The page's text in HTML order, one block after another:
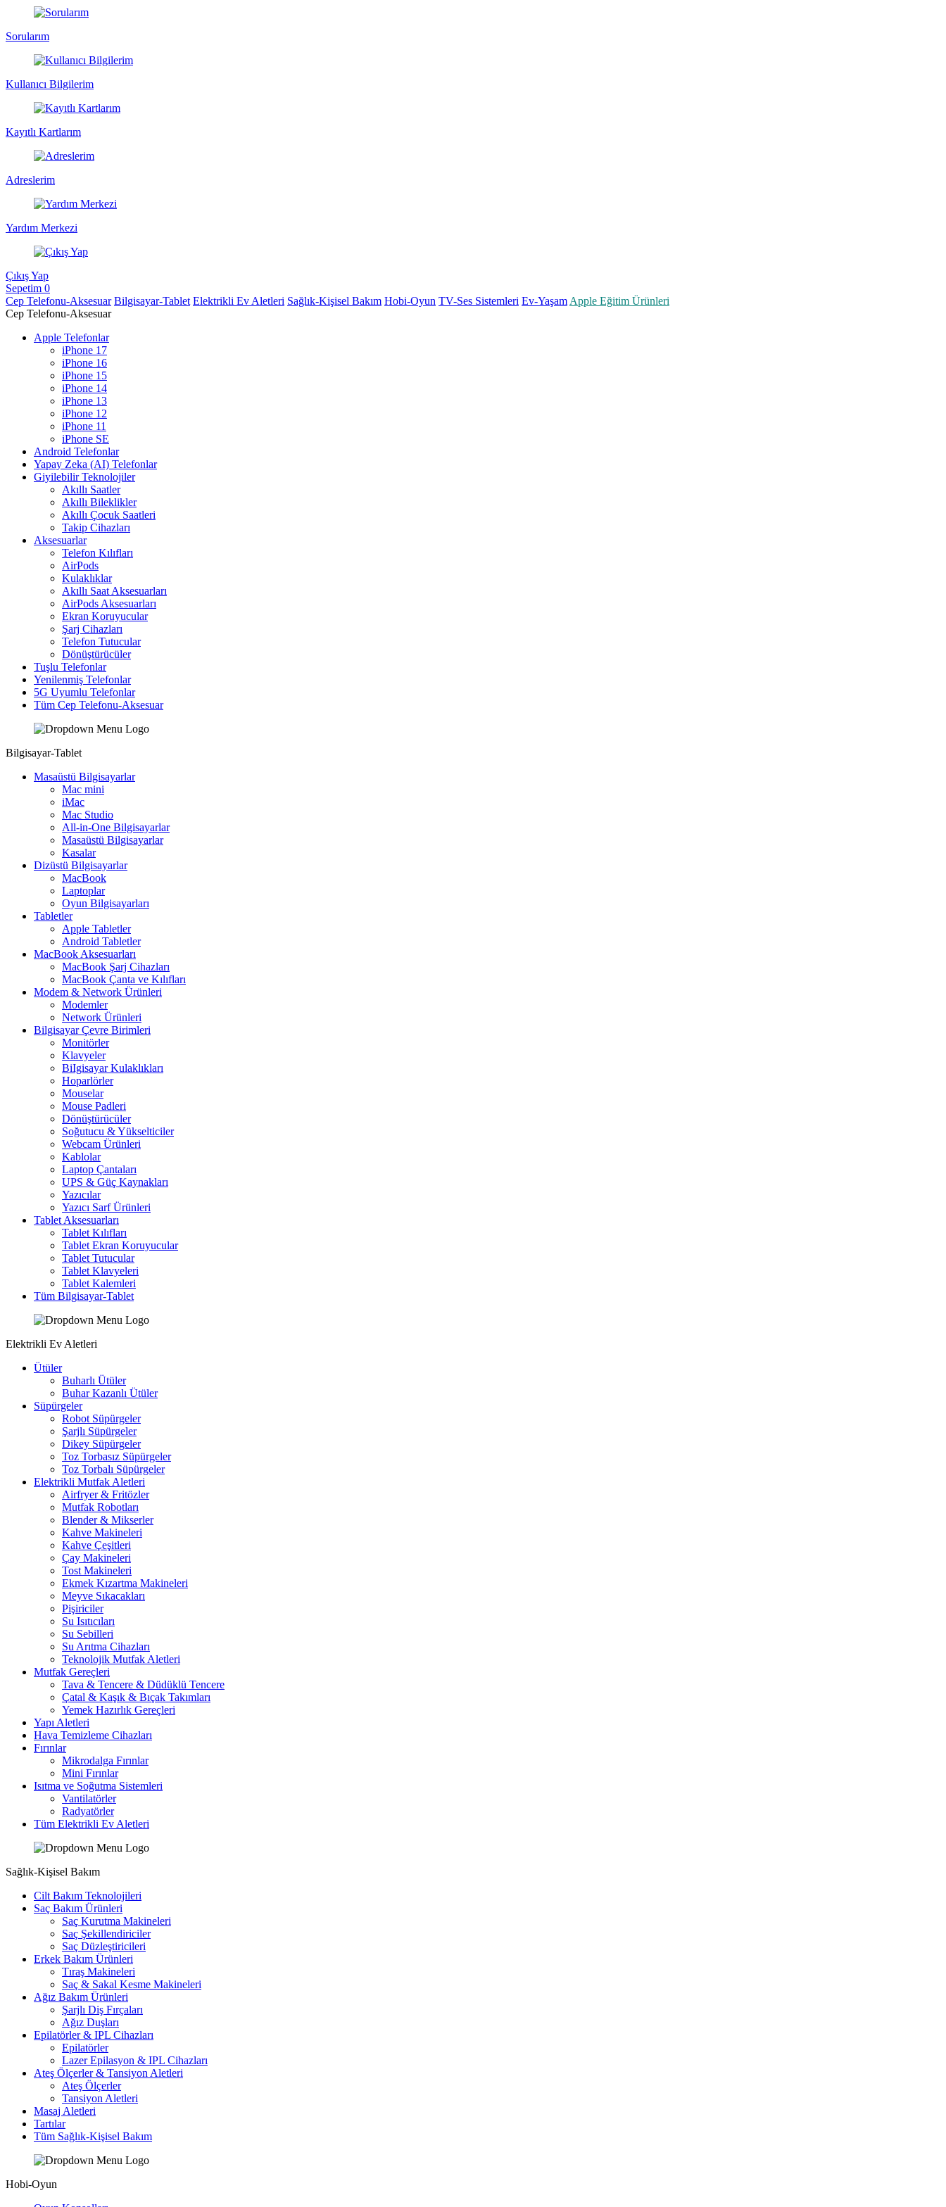
Sorularım
Kullanıcı Bilgilerim
Kayıtlı Kartlarım
Adreslerim
Yardım Merkezi
Çıkış Yap
Sepetim 0
Cep Telefonu-Aksesuar Bilgisayar-Tablet Elektrikli Ev Aletleri Sağlık-Kişisel Bakım Hobi-Oyun TV-Ses Sistemleri Ev-Yaşam Apple Eğitim Ürünleri
Cep Telefonu-Aksesuar
Apple Telefonlar
iPhone 17
iPhone 16
iPhone 15
iPhone 14
iPhone 13
iPhone 12
iPhone 11
iPhone SE
Android Telefonlar
Yapay Zeka (AI) Telefonlar
Giyilebilir Teknolojiler
Akıllı Saatler
Akıllı Bileklikler
Akıllı Çocuk Saatleri
Takip Cihazları
Aksesuarlar
Telefon Kılıfları
AirPods
Kulaklıklar
Akıllı Saat Aksesuarları
AirPods Aksesuarları
Ekran Koruyucular
Şarj Cihazları
Telefon Tutucular
Dönüştürücüler
Tuşlu Telefonlar
Yenilenmiş Telefonlar
5G Uyumlu Telefonlar
Tüm Cep Telefonu-Aksesuar
Bilgisayar-Tablet
Masaüstü Bilgisayarlar
Mac mini
iMac
Mac Studio
All-in-One Bilgisayarlar
Masaüstü Bilgisayarlar
Kasalar
Dizüstü Bilgisayarlar
MacBook
Laptoplar
Oyun Bilgisayarları
Tabletler
Apple Tabletler
Android Tabletler
MacBook Aksesuarları
MacBook Şarj Cihazları
MacBook Çanta ve Kılıfları
Modem & Network Ürünleri
Modemler
Network Ürünleri
Bilgisayar Çevre Birimleri
Monitörler
Klavyeler
BiIgisayar Kulaklıkları
Hoparlörler
Mouselar
Mouse Padleri
Dönüştürücüler
Soğutucu & Yükselticiler
Webcam Ürünleri
Kablolar
Laptop Çantaları
UPS & Güç Kaynakları
Yazıcılar
Yazıcı Sarf Ürünleri
Tablet Aksesuarları
Tablet Kılıfları
Tablet Ekran Koruyucular
Tablet Tutucular
Tablet Klavyeleri
Tablet Kalemleri
Tüm Bilgisayar-Tablet
Elektrikli Ev Aletleri
Ütüler
Buharlı Ütüler
Buhar Kazanlı Ütüler
Süpürgeler
Robot Süpürgeler
Şarjlı Süpürgeler
Dikey Süpürgeler
Toz Torbasız Süpürgeler
Toz Torbalı Süpürgeler
Elektrikli Mutfak Aletleri
Airfryer & Fritözler
Mutfak Robotları
Blender & Mikserler
Kahve Makineleri
Kahve Çeşitleri
Çay Makineleri
Tost Makineleri
Ekmek Kızartma Makineleri
Meyve Sıkacakları
Pişiriciler
Su Isıtıcıları
Su Sebilleri
Su Arıtma Cihazları
Teknolojik Mutfak Aletleri
Mutfak Gereçleri
Tava & Tencere & Düdüklü Tencere
Çatal & Kaşık & Bıçak Takımları
Yemek Hazırlık Gereçleri
Yapı Aletleri
Hava Temizleme Cihazları
Fırınlar
Mikrodalga Fırınlar
Mini Fırınlar
Isıtma ve Soğutma Sistemleri
Vantilatörler
Radyatörler
Tüm Elektrikli Ev Aletleri
Sağlık-Kişisel Bakım
Cilt Bakım Teknolojileri
Saç Bakım Ürünleri
Saç Kurutma Makineleri
Saç Şekillendiriciler
Saç Düzleştiricileri
Erkek Bakım Ürünleri
Tıraş Makineleri
Saç & Sakal Kesme Makineleri
Ağız Bakım Ürünleri
Şarjlı Diş Fırçaları
Ağız Duşları
Epilatörler & IPL Cihazları
Epilatörler
Lazer Epilasyon & IPL Cihazları
Ateş Ölçerler & Tansiyon Aletleri
Ateş Ölçerler
Tansiyon Aletleri
Masaj Aletleri
Tartılar
Tüm Sağlık-Kişisel Bakım
Hobi-Oyun